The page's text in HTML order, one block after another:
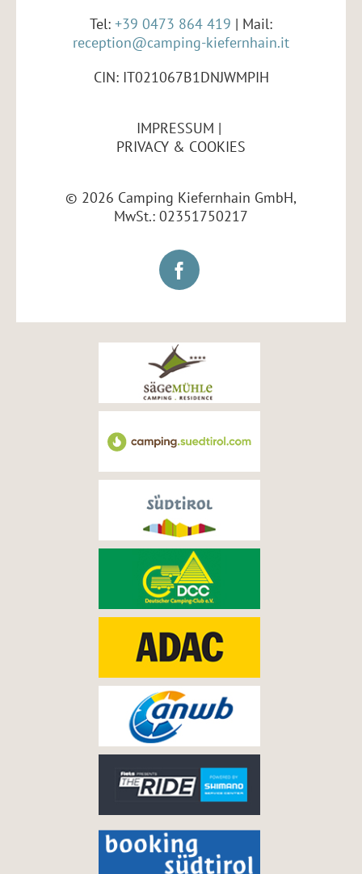
Tel: +39 0473 864 419 | Mail:
reception@camping-kiefernhain.it
CIN: IT021067B1DNJWMPIH
IMPRESSUM
PRIVACY & COOKIES
© 2026 Camping Kiefernhain GmbH,
MwSt.: 02351750217